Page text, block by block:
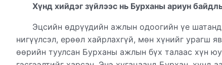
Хүнд хийдэг зүйлээс нь Бурханы ариун
Эцсийн өдрүүдийн ажлын одоогийн үе
нигүүлсэл, ерөөл хайрлахгүй, мөн хүнийг урагш
өөрийн туулсан Бурханы ажлын бүх талаас хүн